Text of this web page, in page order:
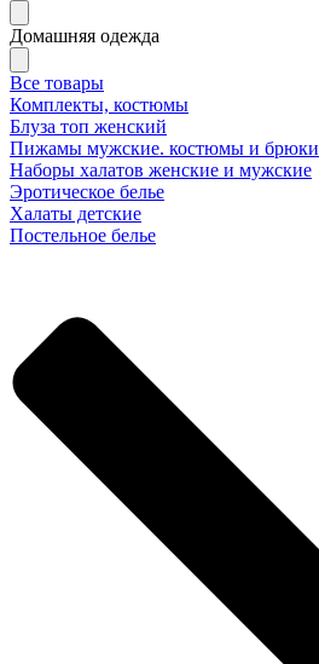
Домашняя одежда
Все товары
Комплекты, костюмы
Блуза топ женский
Пижамы мужские. костюмы и брюки
Наборы халатов женские и мужские
Эротическое белье
Халаты детские
Постельное белье